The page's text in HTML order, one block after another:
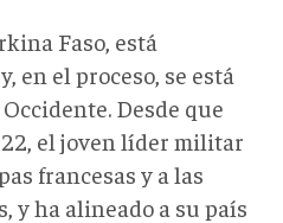
Faso, está
en el proceso, se está
Desde que
el joven líder militar
francesas y a las
y ha alineado a su país